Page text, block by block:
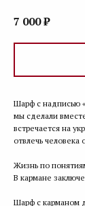
7 000₽
Шарф с надписью
мы сделали
встречается на
отвлечь
Жизнь по
В кармане
Шарф с карманом